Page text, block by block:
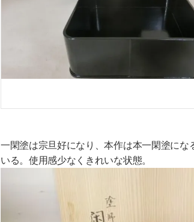
一閑塗は宗旦好になり、本作は本一閑塗に
いる。使用感少なくきれいな状態。